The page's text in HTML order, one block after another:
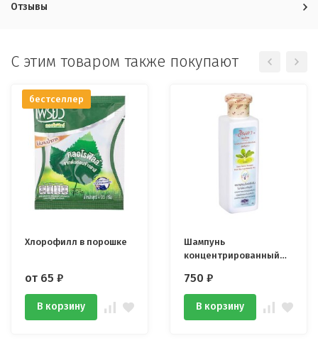
Отзывы
C этим товаром также покупают
бестселлер
Хлорофилл в порошке
от 65 ₽
В корзину
Шампунь
концентрированный
волос Jinda Herb 250 мл
750 ₽
В корзину